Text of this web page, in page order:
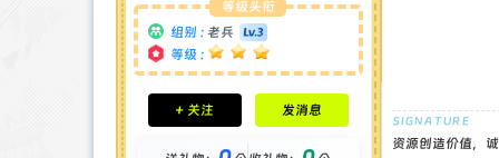
等级头衔
组别 : 老兵
等级 :
积分成就
钻石 : 1 颗
+ 关注 发消息
资源创造价值，诚